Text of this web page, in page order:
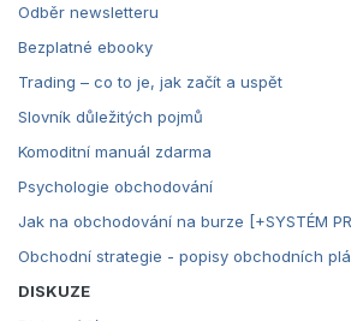
Odběr newsletteru
Bezplatné ebooky
Trading – co to je, jak začít a uspět
Slovník důležitých pojmů
Komoditní manuál zdarma
Psychologie obchodování
Jak na obchodování na burze [+SYSTÉM
Obchodní strategie - popisy obchodních
DISKUZE